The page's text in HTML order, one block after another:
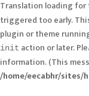
Translation loading for
triggered too early.
plugin or theme
init action or later.
information. (This
/home/eecabhr/sites/